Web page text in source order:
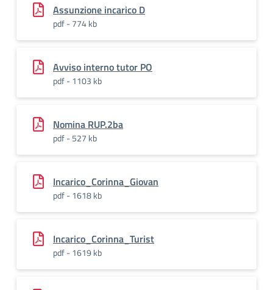
Assunzione incarico D
pdf - 774 kb
Avviso interno tutor PO
pdf - 1103 kb
Nomina RUP.2ba
pdf - 527 kb
Incarico_Corinna_Giovan
pdf - 1618 kb
Incarico_Corinna_Turist
pdf - 1619 kb